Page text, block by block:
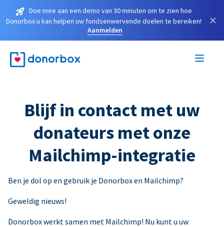
Doe mee aan een demo van 30 minuten om te zien hoe
Donorbox u kan helpen uw fondsenwervende doelen te bereiken!
Aanmelden
×
Blijf in contact met uw
donateurs met onze
Mailchimp-integratie
Ben je dol op en gebruik je Donorbox en Mailchimp?
Geweldig nieuws!
Donorbox werkt samen met Mailchimp! Nu kunt u uw